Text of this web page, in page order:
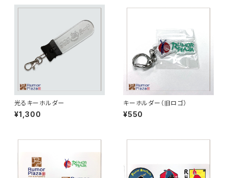
光るキーホルダー
¥1,300
キーホルダー（旧ロゴ）
¥550